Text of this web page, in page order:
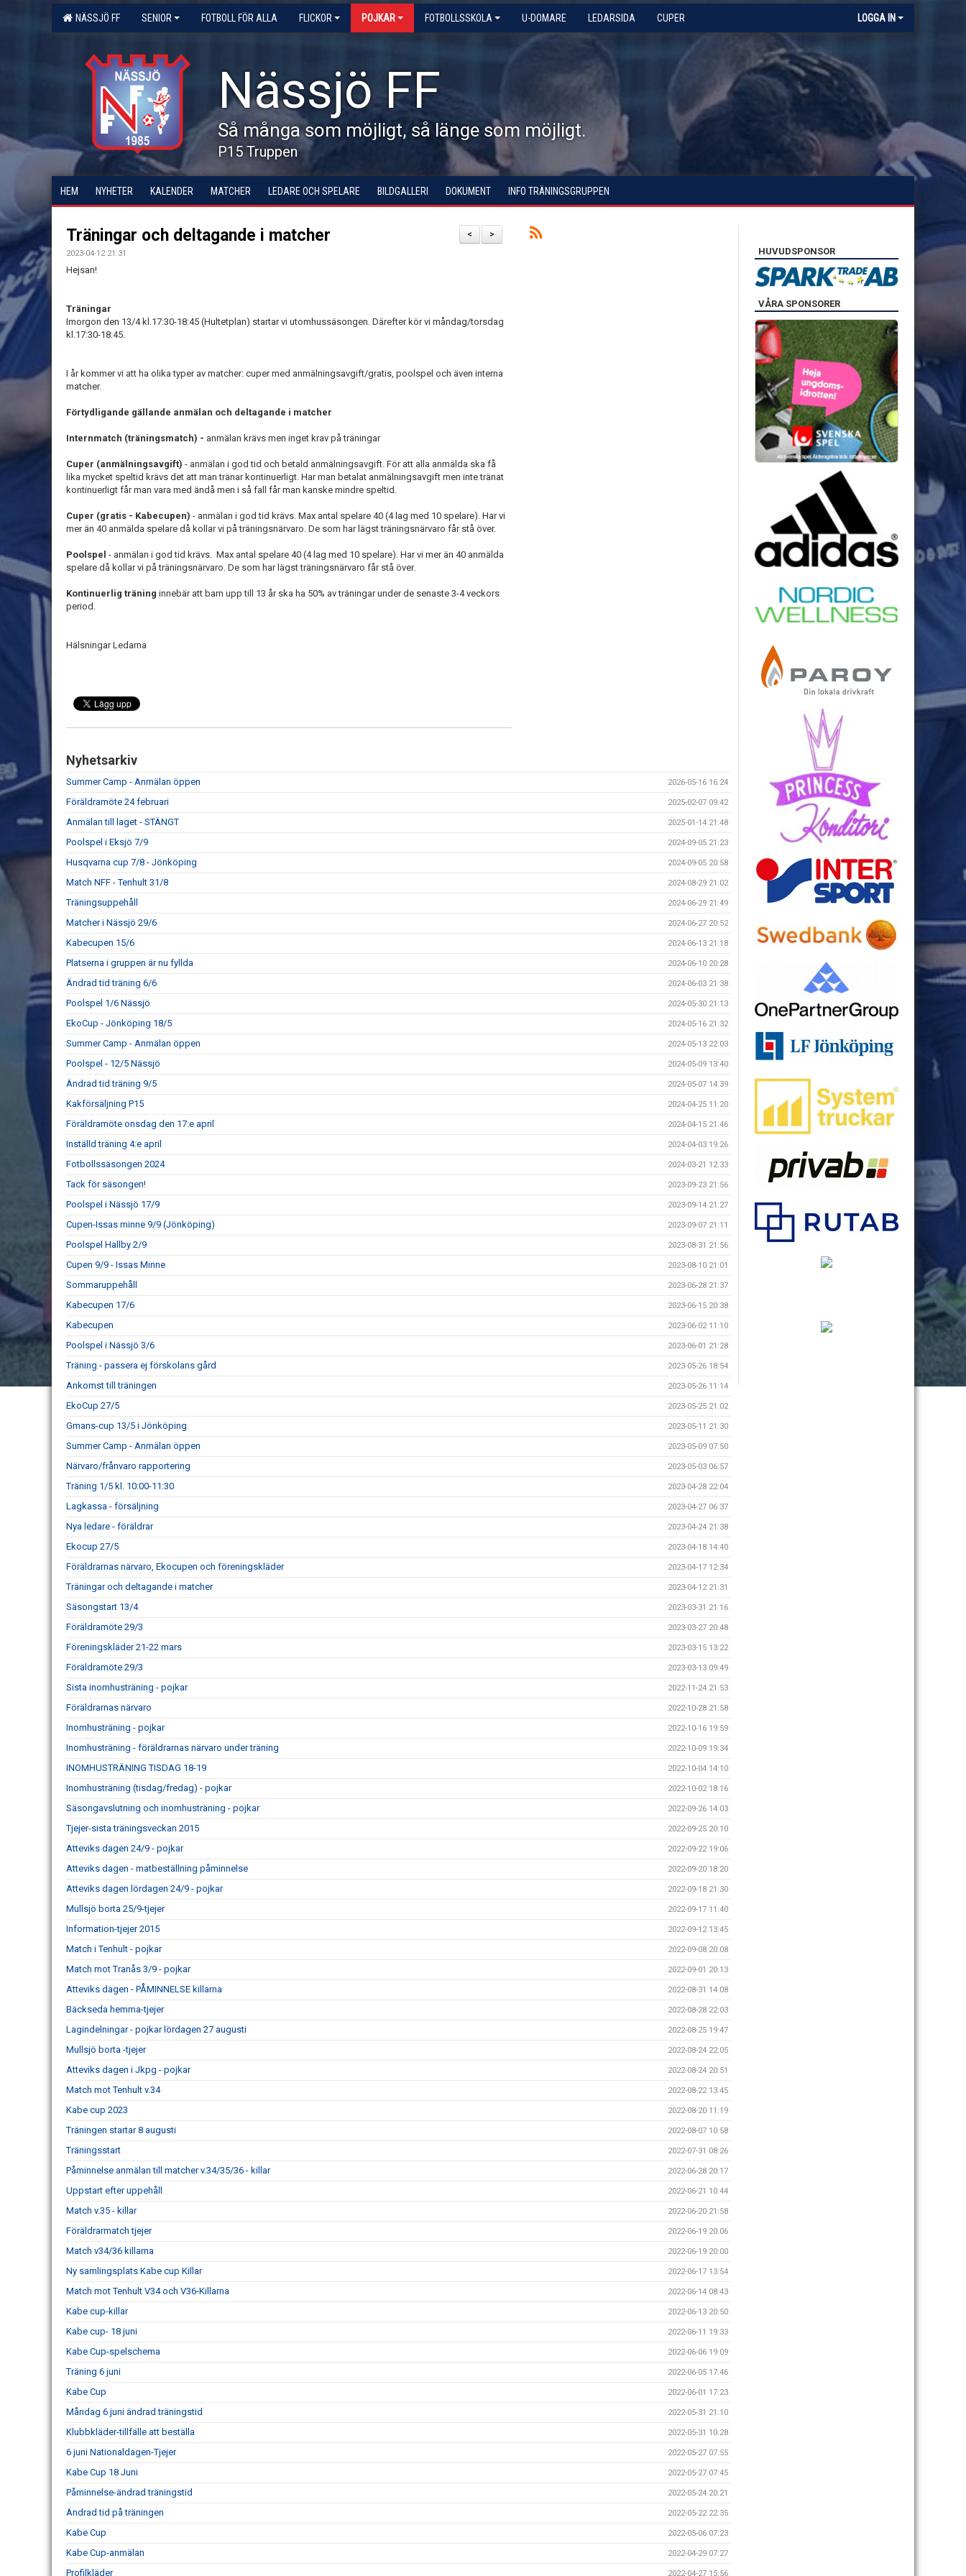
NÄSSJÖ FF SENIOR FOTBOLL FÖR ALLA FLICKOR POJKAR FOTBOLLSSKOLA U-DOMARE LEDARSIDA CUPER LOGGA IN
Nässjö FF
Så många som möjligt, så länge som möjligt.
P15 Truppen
HEM NYHETER KALENDER MATCHER LEDARE OCH SPELARE BILDGALLERI DOKUMENT INFO TRÄNINGSGRUPPEN
>
<
Träningar och deltagande i matcher
2023-04-12 21:31
Hejsan!
Träningar
Imorgon den 13/4 kl.17:30-18:45 (Hultetplan) startar vi utomhussäsongen. Därefter kör vi måndag/torsdag
kl.17:30-18:45.
I år kommer vi att ha olika typer av matcher: cuper med anmälningsavgift/gratis, poolspel och även interna
matcher.
Förtydligande gällande anmälan och deltagande i matcher
Internmatch (träningsmatch) - anmälan krävs men inget krav på träningar
Cuper (anmälningsavgift) - anmälan i god tid och betald anmälningsavgift. För att alla anmälda ska få
lika mycket speltid krävs det att man tränar kontinuerligt. Har man betalat anmälningsavgift men inte tränat
kontinuerligt får man vara med ändå men i så fall får man kanske mindre speltid.
Cuper (gratis - Kabecupen) - anmälan i god tid krävs. Max antal spelare 40 (4 lag med 10 spelare). Har vi
mer än 40 anmälda spelare då kollar vi på träningsnärvaro. De som har lägst träningsnärvaro får stå över.
Poolspel - anmälan i god tid krävs. Max antal spelare 40 (4 lag med 10 spelare). Har vi mer än 40 anmälda
spelare då kollar vi på träningsnärvaro. De som har lägst träningsnärvaro får stå över.
Kontinuerlig träning innebär att barn upp till 13 år ska ha 50% av träningar under de senaste 3-4 veckors
period.
Hälsningar Ledarna
Nyhetsarkiv
Summer Camp - Anmälan öppen 2026-05-16 16:24
Föräldramöte 24 februari 2025-02-07 09:42
Anmälan till laget - STÄNGT 2025-01-14 21:48
Poolspel i Eksjö 7/9 2024-09-05 21:23
Husqvarna cup 7/8 - Jönköping 2024-09-05 20:58
Match NFF - Tenhult 31/8 2024-08-29 21:02
Träningsuppehåll 2024-06-29 21:49
Matcher i Nässjö 29/6 2024-06-27 20:52
Kabecupen 15/6 2024-06-13 21:18
Platserna i gruppen är nu fyllda 2024-06-10 20:28
Ändrad tid träning 6/6 2024-06-03 21:38
Poolspel 1/6 Nässjö 2024-05-30 21:13
EkoCup - Jönköping 18/5 2024-05-16 21:32
Summer Camp - Anmälan öppen 2024-05-13 22:03
Poolspel - 12/5 Nässjö 2024-05-09 13:40
Ändrad tid träning 9/5 2024-05-07 14:39
Kakförsäljning P15 2024-04-25 11:20
Föräldramöte onsdag den 17:e april 2024-04-15 21:46
Inställd träning 4:e april 2024-04-03 19:26
Fotbollssäsongen 2024 2024-03-21 12:33
Tack för säsongen! 2023-09-23 21:56
Poolspel i Nässjö 17/9 2023-09-14 21:27
Cupen-Issas minne 9/9 (Jönköping) 2023-09-07 21:11
Poolspel Hallby 2/9 2023-08-31 21:56
Cupen 9/9 - Issas Minne 2023-08-10 21:01
Sommaruppehåll 2023-06-28 21:37
Kabecupen 17/6 2023-06-15 20:38
Kabecupen 2023-06-02 11:10
Poolspel i Nässjö 3/6 2023-06-01 21:28
Träning - passera ej förskolans gård 2023-05-26 18:54
Ankomst till träningen 2023-05-26 11:14
EkoCup 27/5 2023-05-25 21:02
Gmans-cup 13/5 i Jönköping 2023-05-11 21:30
Summer Camp - Anmälan öppen 2023-05-09 07:50
Närvaro/frånvaro rapportering 2023-05-03 06:57
Träning 1/5 kl. 10:00-11:30 2023-04-28 22:04
Lagkassa - försäljning 2023-04-27 06:37
Nya ledare - föräldrar 2023-04-24 21:38
Ekocup 27/5 2023-04-18 14:40
Föräldrarnas närvaro, Ekocupen och föreningskläder 2023-04-17 12:34
Träningar och deltagande i matcher 2023-04-12 21:31
Säsongstart 13/4 2023-03-31 21:16
Föräldramöte 29/3 2023-03-27 20:48
Föreningskläder 21-22 mars 2023-03-15 13:22
Föräldramöte 29/3 2023-03-13 09:49
Sista inomhusträning - pojkar 2022-11-24 21:53
Föräldrarnas närvaro 2022-10-28 21:58
Inomhusträning - pojkar 2022-10-16 19:59
Inomhusträning - föräldrarnas närvaro under träning 2022-10-09 19:34
INOMHUSTRÄNING TISDAG 18-19 2022-10-04 14:10
Inomhusträning (tisdag/fredag) - pojkar 2022-10-02 18:16
Säsongavslutning och inomhusträning - pojkar 2022-09-26 14:03
Tjejer-sista träningsveckan 2015 2022-09-25 20:10
Atteviks dagen 24/9 - pojkar 2022-09-22 19:06
Atteviks dagen - matbeställning påminnelse 2022-09-20 18:20
Atteviks dagen lördagen 24/9 - pojkar 2022-09-18 21:30
Mullsjö borta 25/9-tjejer 2022-09-17 11:40
Information-tjejer 2015 2022-09-12 13:45
Match i Tenhult - pojkar 2022-09-08 20:08
Match mot Tranås 3/9 - pojkar 2022-09-01 20:13
Atteviks dagen - PÅMINNELSE killarna 2022-08-31 14:08
Bäckseda hemma-tjejer 2022-08-28 22:03
Lagindelningar - pojkar lördagen 27 augusti 2022-08-25 19:47
Mullsjö borta -tjejer 2022-08-24 22:05
Atteviks dagen i Jkpg - pojkar 2022-08-24 20:51
Match mot Tenhult v.34 2022-08-22 13:45
Kabe cup 2023 2022-08-20 11:19
Träningen startar 8 augusti 2022-08-07 10:58
Träningsstart 2022-07-31 08:26
Påminnelse anmälan till matcher v.34/35/36 - killar 2022-06-28 20:17
Uppstart efter uppehåll 2022-06-21 10:44
Match v.35 - killar 2022-06-20 21:58
Föräldrarmatch tjejer 2022-06-19 20:06
Match v34/36 killarna 2022-06-19 20:00
Ny samlingsplats Kabe cup Killar 2022-06-17 13:54
Match mot Tenhult V34 och V36-Killarna 2022-06-14 08:43
Kabe cup-killar 2022-06-13 20:50
Kabe cup- 18 juni 2022-06-11 19:33
Kabe Cup-spelschema 2022-06-06 19:09
Träning 6 juni 2022-06-05 17:46
Kabe Cup 2022-06-01 17:23
Måndag 6 juni ändrad träningstid 2022-05-31 21:10
Klubbkläder-tillfälle att beställa 2022-05-31 10:28
6 juni Nationaldagen-Tjejer 2022-05-27 07:55
Kabe Cup 18 Juni 2022-05-27 07:45
Påminnelse-ändrad träningstid 2022-05-24 20:21
Ändrad tid på träningen 2022-05-22 22:35
Kabe Cup 2022-05-06 07:23
Kabe Cup-anmälan 2022-04-29 07:27
Profilkläder 2022-04-27 15:56
HUVUDSPONSOR
VÅRA SPONSORER